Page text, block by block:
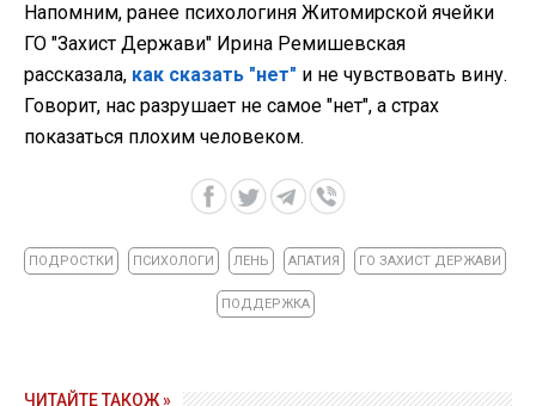
Напомним, ранее психологиня Житомирской ячейки
ГО "Захист Держави" Ирина Ремишевская
рассказала, как сказать "нет" и не чувствовать вину.
Говорит, нас разрушает не самое "нет", а страх
показаться плохим человеком.
ПОДРОСТКИ ПСИХОЛОГИ ЛЕНЬ АПАТИЯ ГО ЗАХИСТ ДЕРЖАВИ
ПОДДЕРЖКА
ЧИТАЙТЕ ТАКОЖ »